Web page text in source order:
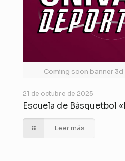
Coming soon banner
21 de octubre de 2025
Escuela de Básquetbol
Leer más